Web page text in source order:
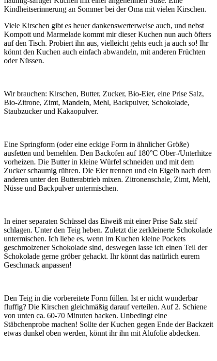
Kindheitserinnerung an Sommer bei der Oma mit vielen Kirschen.
Viele Kirschen gibt es heuer dankenswerterweise auch, und nebst
Kompott und Marmelade kommt mir dieser Kuchen nun auch öfters
auf den Tisch. Probiert ihn aus, vielleicht gehts euch ja auch so! Ihr
könnt den Kuchen auch einfach abwandeln, mit anderen Früchten
oder Nüssen.
Wir brauchen: Kirschen, Butter, Zucker, Bio-Eier, eine Prise Salz,
Bio-Zitrone, Zimt, Mandeln, Mehl, Backpulver, Schokolade,
Staubzucker und Kakaopulver.
Eine Springform (oder eine eckige Form in ähnlicher Größe)
ausfetten und bemehlen. Den Backofen auf 180°C Ober-/Unterhitze
vorheizen. Die Butter in kleine Würfel schneiden und mit dem
Zucker schaumig rühren. Die Eier trennen und ein Eigelb nach dem
anderen unter den Butterabtrieb mixen. Zitronenschale, Zimt, Mehl,
Nüsse und Backpulver untermischen.
In einer separaten Schüssel das Eiweiß mit einer Prise Salz steif
schlagen. Unter den Teig heben. Zuletzt die zerkleinerte Schokolade
untermischen. Ich liebe es, wenn im Kuchen kleine Pockets
geschmolzener Schokolade sind, deswegen lasse ich einen Teil der
Schokolade gerne gröber gehackt. Ihr könnt das natürlich eurem
Geschmack anpassen!
Den Teig in die vorbereitete Form füllen. Ist er nicht wunderbar
fluffig? Die Kirschen gleichmäßig darauf verteilen. Auf 2. Schiene
von unten ca. 60-70 Minuten backen. Unbedingt eine
Stäbchenprobe machen! Sollte der Kuchen gegen Ende der Backzeit
etwas dunkel oben werden, könnt ihr ihn mit Alufolie abdecken.